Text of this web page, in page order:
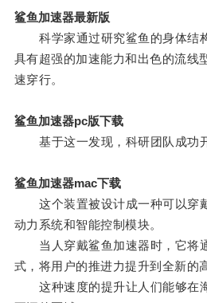
鲨鱼加速器最新版
科学家通过研究鲨鱼的身体结
具有超强的加速能力和出色的流线
速穿行。
鲨鱼加速器pc版下载
基于这一发现，科研团队成功开
鲨鱼加速器mac下载
这个装置被设计成一种可以穿
动力系统和智能控制模块。
当人穿戴鲨鱼加速器时，它将
式，将用户的推进力提升到全新的
这种速度的提升让人们能够在海